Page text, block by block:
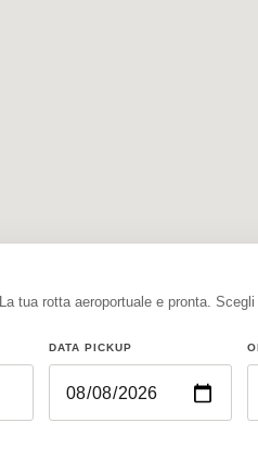
La tua rotta aeroportuale e pronta.
DATA PICKUP